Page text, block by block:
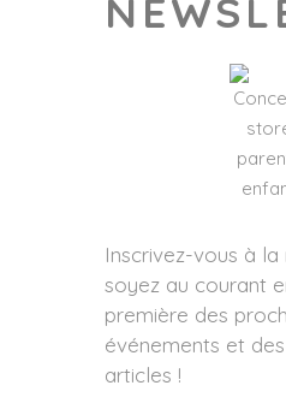
Inscrivez-vous à
soyez au courant
première des
événements et
articles !